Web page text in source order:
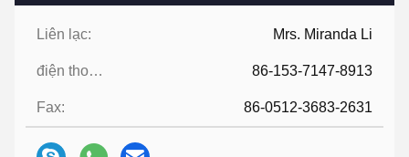
Liên lạc: Mrs. Miranda Li
điện thoại: 86-153-7147-8913
Fax: 86-0512-3683-2631